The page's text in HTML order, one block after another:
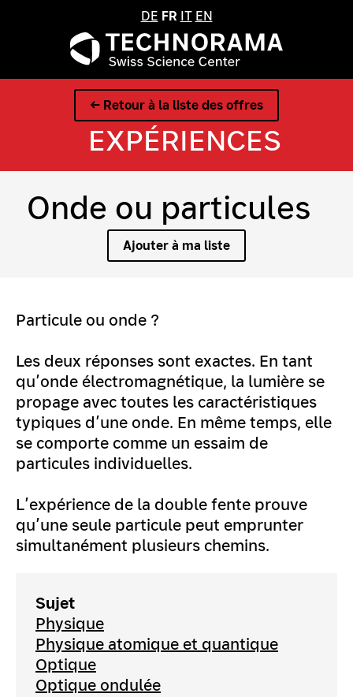
DE FR IT EN
← Retour à la liste des offres
EXPÉRIENCES
Onde ou particules
Ajouter à ma liste
Particule ou onde ?
Les deux réponses sont exactes. En tant
qu’onde électromagnétique, la lumière se
propage avec toutes les caractéristiques
typiques d’une onde. En même temps, elle
se comporte comme un essaim de
particules individuelles.
L’expérience de la double fente prouve
qu’une seule particule peut emprunter
simultanément plusieurs chemins.
Sujet
Physique
Physique atomique et quantique
Optique
Optique ondulée